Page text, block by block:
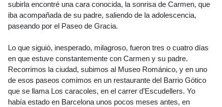
subirla encontré una cara conocida, la sonrisa de Carmen, que
iba acompañada de su padre, saliendo de la adolescencia,
paseando por el Paseo de Gracia.
Lo que siguió, inesperado, milagroso, fueron tres o cuatro días
en que estuve constantemente con Carmen y su padre.
Recorrimos la ciudad, subimos al Museo Románico, y en uno
de esos paseos comimos en un restaurante del Barrio Gótico
que se llama Los caracoles, en el carrer d’Escudellers. Yo
había estado en Barcelona unos pocos meses antes, en